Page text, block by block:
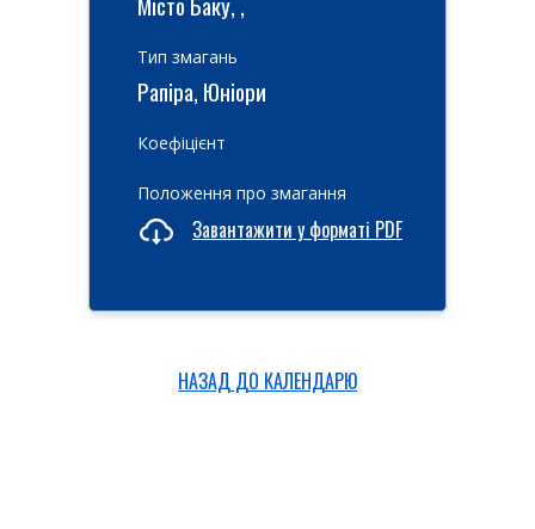
Тип змагань
Рапіра, Юніори
Коефіцієнт
Положення про змагання
Завантажити у форматі PDF
НАЗАД ДО КАЛЕНДАРЮ